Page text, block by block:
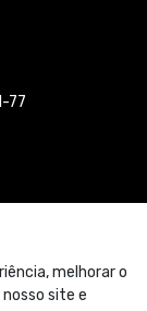
melhorar o
site e
77